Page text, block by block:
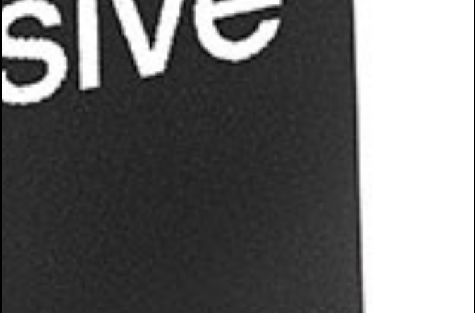
Añadir a la lista de deseos
Crear lista de deseos